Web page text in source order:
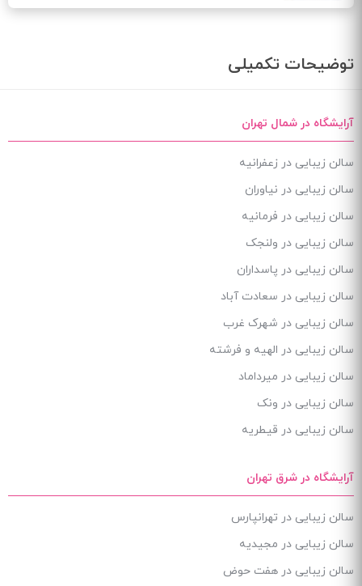
توضیحات تکمیلی
آرایشگاه در شمال تهران
سالن زیبایی در زعفرانیه
سالن زیبایی در نیاوران
سالن زیبایی در فرمانیه
سالن زیبایی در ولنجک
سالن زیبایی در پاسداران
سالن زیبایی در سعادت آباد
سالن زیبایی در شهرک غرب
سالن زیبایی در الهیه و فرشته
سالن زیبایی در میرداماد
سالن زیبایی در ونک
سالن زیبایی در قیطریه
آرایشگاه در شرق تهران
سالن زیبایی در تهرانپارس
سالن زیبایی در مجیدیه
سالن زیبایی در هفت حوض